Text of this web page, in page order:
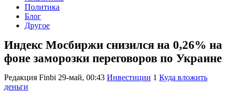
Политика
Блог
Другое
Индекс Мосбиржи снизился на 0,26% на
фоне заморозки переговоров по Украине
Редакция Finbi 29-май, 00:43 Инвестиции 1 Куда вложить
деньги